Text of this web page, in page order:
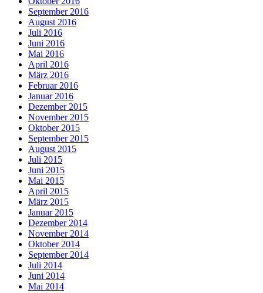
September 2016
August 2016
Juli 2016
Juni 2016
Mai 2016
April 2016
März 2016
Februar 2016
Januar 2016
Dezember 2015
November 2015
Oktober 2015
September 2015
August 2015
Juli 2015
Juni 2015
Mai 2015
April 2015
März 2015
Januar 2015
Dezember 2014
November 2014
Oktober 2014
September 2014
Juli 2014
Juni 2014
Mai 2014